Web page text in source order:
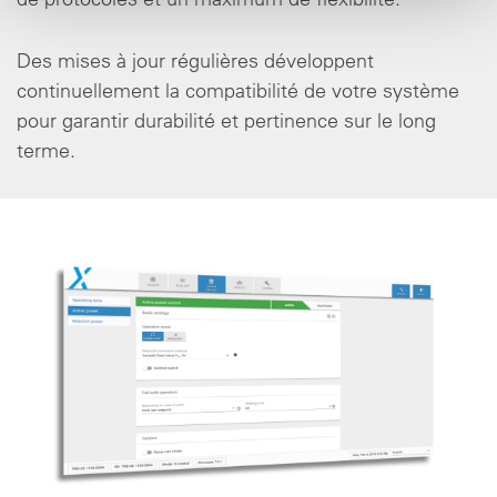
Des mises à jour régulières développent
continuellement la compatibilité de votre système
pour garantir durabilité et pertinence sur le long
terme.